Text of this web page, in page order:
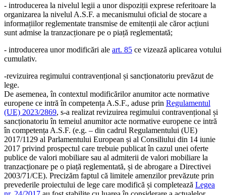
- introducerea la nivelul legii a unor dispoziții exprese referitoare la
organizarea la nivelul A.S.F. a mecanismului oficial de stocare a
informațiilor reglementate transmise de emitenții ale căror acțiuni
sunt admise la tranzacționare pe o piață reglementată;
- introducerea unor modificări ale art. 85 ce vizează aplicarea votului
cumulativ.
-revizuirea regimului contravențional și sancționatoriu prevăzut de
lege.
De asemenea, în contextul modificărilor anumitor acte normative
europene ce intră în competența A.S.F., aduse prin Regulamentul
(UE) 2023/2869, s-a realizat revizuirea regimului contravențional și
sancționatoriu în temeiul anumitor acte normative europene ce intră
în competența A.S.F. (e.g. – din cadrul Regulamentului (UE)
2017/1129 al Parlamentului European și al Consiliului din 14 iunie
2017 privind prospectul care trebuie publicat în cazul unei oferte
publice de valori mobiliare sau al admiterii de valori mobiliare la
tranzacționare pe o piață reglementată, și de abrogare a Directivei
2003/71/CE). Precizăm faptul că limitele amenzilor prevăzute prin
prevederile proiectului de lege care modifică și completează Legea